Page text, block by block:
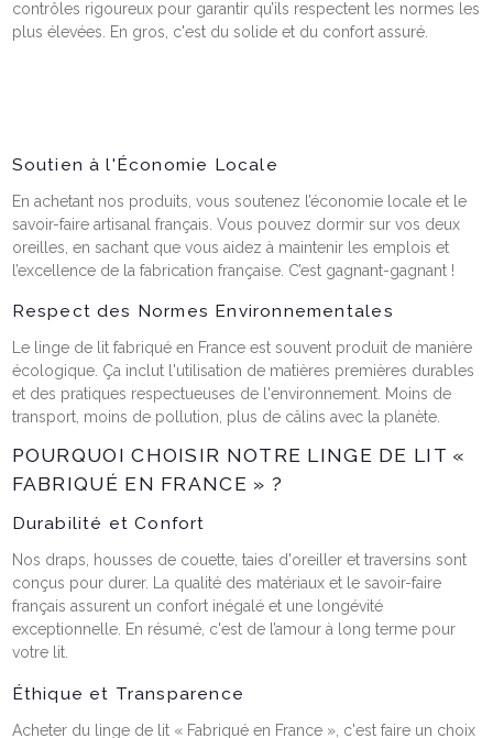
contrôles rigoureux pour garantir qu’ils respectent les normes les
plus élevées. En gros, c'est du solide et du confort assuré.
Soutien à l'Économie Locale
En achetant nos produits, vous soutenez l’économie locale et le
savoir-faire artisanal français. Vous pouvez dormir sur vos deux
oreilles, en sachant que vous aidez à maintenir les emplois et
l’excellence de la fabrication française. C’est gagnant-gagnant !
Respect des Normes Environnementales
Le linge de lit fabriqué en France est souvent produit de manière
écologique. Ça inclut l'utilisation de matières premières durables
et des pratiques respectueuses de l'environnement. Moins de
transport, moins de pollution, plus de câlins avec la planète.
POURQUOI CHOISIR NOTRE LINGE DE LIT «
FABRIQUÉ EN FRANCE » ?
Durabilité et Confort
Nos draps, housses de couette, taies d'oreiller et traversins sont
conçus pour durer. La qualité des matériaux et le savoir-faire
français assurent un confort inégalé et une longévité
exceptionnelle. En résumé, c'est de l’amour à long terme pour
votre lit.
Éthique et Transparence
Acheter du linge de lit « Fabriqué en France », c'est faire un choix